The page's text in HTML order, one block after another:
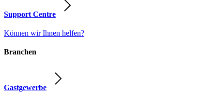
Support Centre
Können wir Ihnen helfen?
Branchen
Gastgewerbe